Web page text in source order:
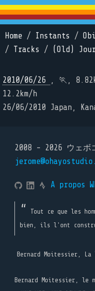
Home / Instants /
/ Tracks / (Old)
2010/06/26
, 🏃,
12.2km/h
26/06/2010 Japan,
2008 - 2026 ウェ
A propos
Tout ce que les
bien, ils l'ont
Bernard Moitessier, La
Bernard Moitessier, le